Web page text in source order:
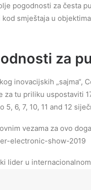
pogodnosti za česta
smještaja u
za
inovacijskih „sajma“,
za tu priliku uspostaviti
5, 6, 7, 10, 11 and 12
vezama za ovo
electronic-show-2019
lider u